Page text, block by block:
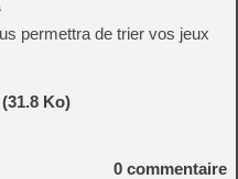
permettra de trier vos jeux
Ko)
0 commentaire